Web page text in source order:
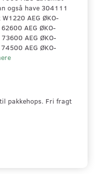
også have 304111
AEG ØKO-
AEG ØKO-
AEG ØKO-
AEG ØKO-
pakkehops. Fri fragt